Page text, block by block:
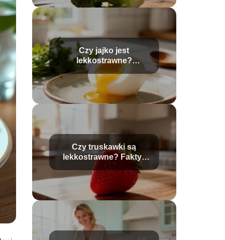
Czy jajko jest
lekkostrawne?
Wszystko, co musisz
wiedzieć
Czy truskawki są
lekkostrawne? Fakty i
mity o trawieniu